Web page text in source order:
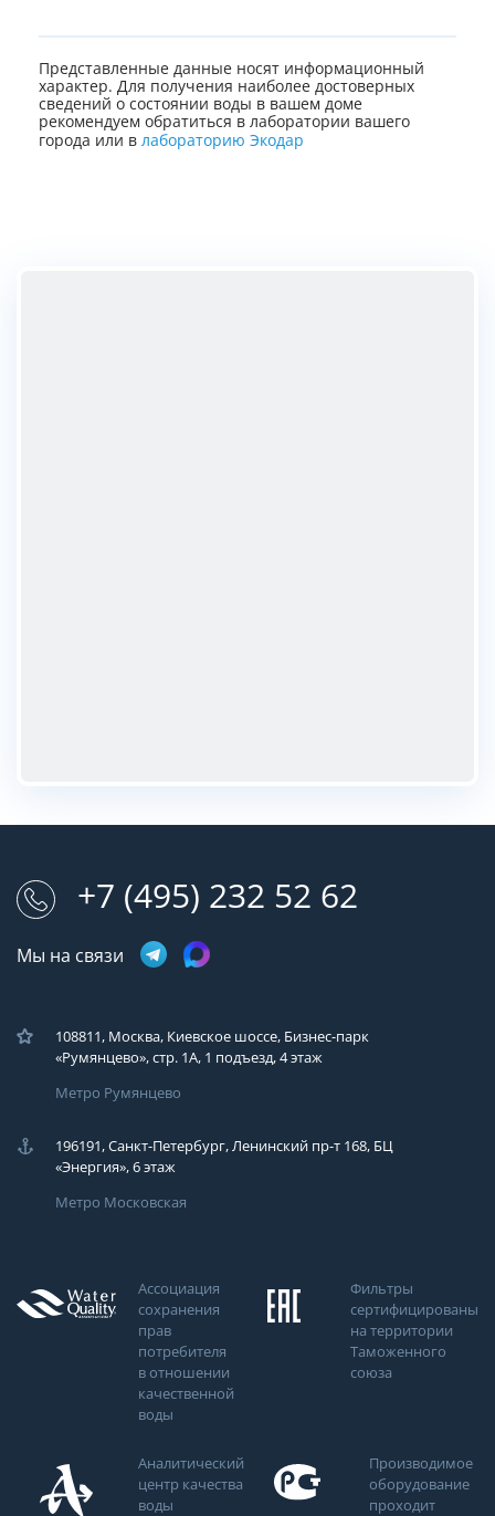
Представленные данные носят информационный
характер. Для получения наиболее достоверных
сведений о состоянии воды в вашем доме
рекомендуем обратиться в лаборатории вашего
города или в лабораторию Экодар
+7 (495) 232 52 62
Мы на связи
108811, Москва, Киевское шоссе, Бизнес-парк
«Румянцево», стр. 1А, 1 подъезд, 4 этаж
Метро Румянцево
196191, Санкт-Петербург, Ленинский пр-т 168, БЦ
«Энергия», 6 этаж
Метро Московская
Ассоциация
сохранения
прав
потребителя
в отношении
качественной
воды
Фильтры
сертифицированы
на территории
Таможенного
союза
Аналитический
центр качества
воды
Производимое
оборудование
проходит